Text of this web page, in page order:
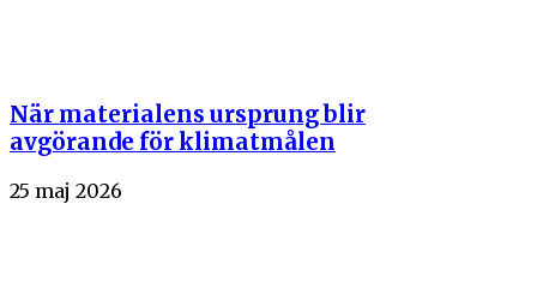
När materialens ursprung blir
avgörande för klimatmålen
25 maj 2026